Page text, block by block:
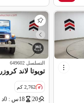
التسلسل 649602
تويوتا لاند كروزر 1979
2,762 كم
20 18س : 0د